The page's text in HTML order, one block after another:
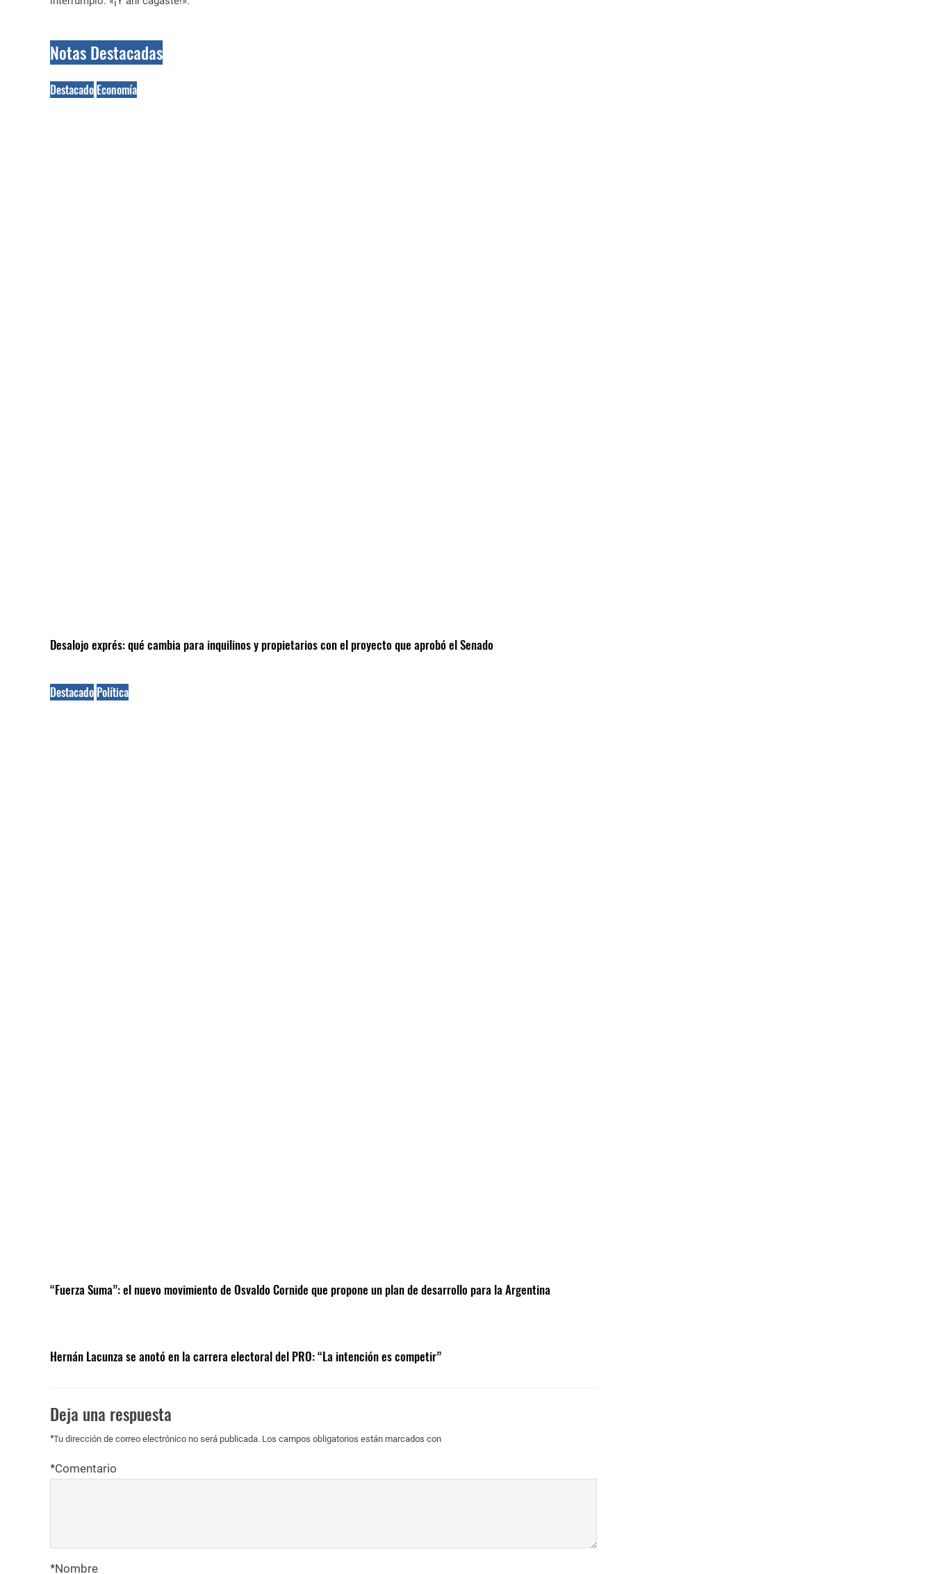
Notas Destacadas
Destacado Economía
Desalojo exprés: qué cambia para inquilinos y propietarios con el proyecto que aprobó el Senado
Destacado Política
“Fuerza Suma”: el nuevo movimiento de Osvaldo Cornide que propone un plan de desarrollo para la Argentina
Hernán Lacunza se anotó en la carrera electoral del PRO: “La intención es competir”
Deja una respuesta
Tu dirección de correo electrónico no será publicada. Los campos obligatorios están marcados con
*
Comentario
*
Nombre
*